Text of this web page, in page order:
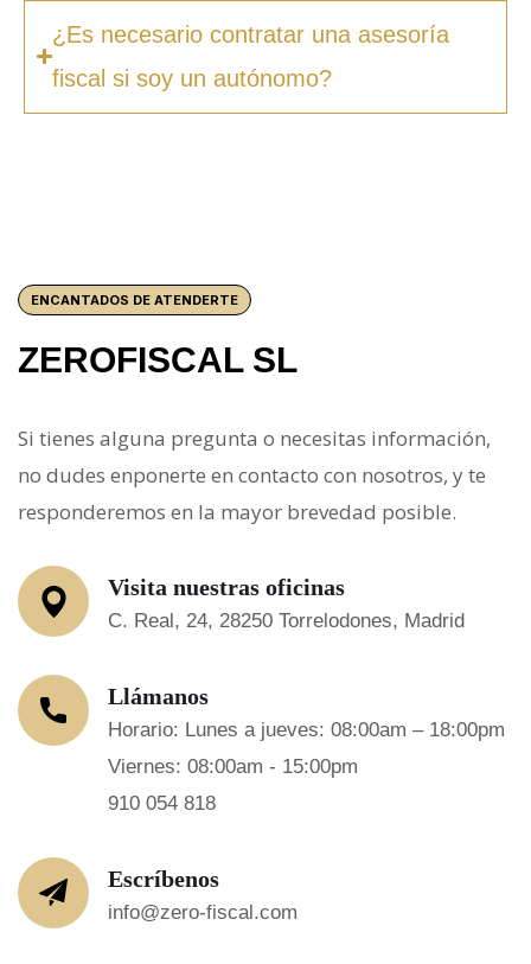
¿Es necesario contratar una asesoría
fiscal si soy un autónomo?
ENCANTADOS DE ATENDERTE
ZEROFISCAL SL
Si tienes alguna pregunta o necesitas información,
no dudes enponerte en contacto con nosotros, y te
responderemos en la mayor brevedad posible.
Visita nuestras oficinas
C. Real, 24, 28250 Torrelodones, Madrid
Llámanos
Horario: Lunes a jueves: 08:00am – 18:00pm
Viernes: 08:00am - 15:00pm
910 054 818
Escríbenos
info@zero-fiscal.com